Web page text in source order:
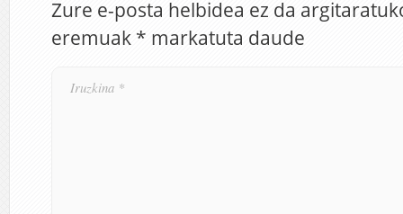
Zure e-posta helbidea ez da
eremuak * markatuta daude